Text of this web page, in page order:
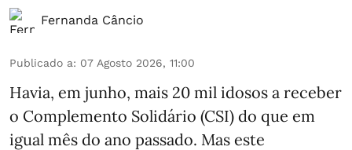
Fernanda Câncio
Publicado a: 07 Agosto 2026, 11:00
Havia, em junho, mais 20 mil idosos a receber
o Complemento Solidário (CSI) do que em
igual mês do ano passado. Mas este